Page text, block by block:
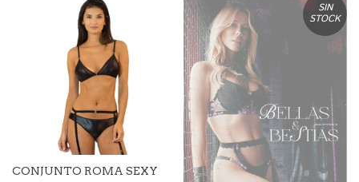
CONJUNTO ROMA SEXY
SIN
STOCK